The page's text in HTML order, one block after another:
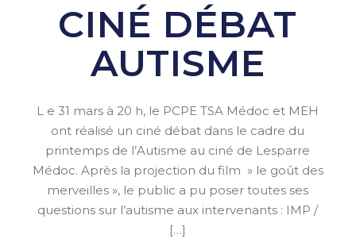
CINÉ DÉBAT
AUTISME
L e 31 mars à 20 h, le PCPE TSA Médoc et MEH
ont réalisé un ciné débat dans le cadre du
printemps de l’Autisme au ciné de Lesparre
Médoc. Après la projection du film » le goût des
merveilles », le public a pu poser toutes ses
questions sur l’autisme aux intervenants : IMP /
[…]